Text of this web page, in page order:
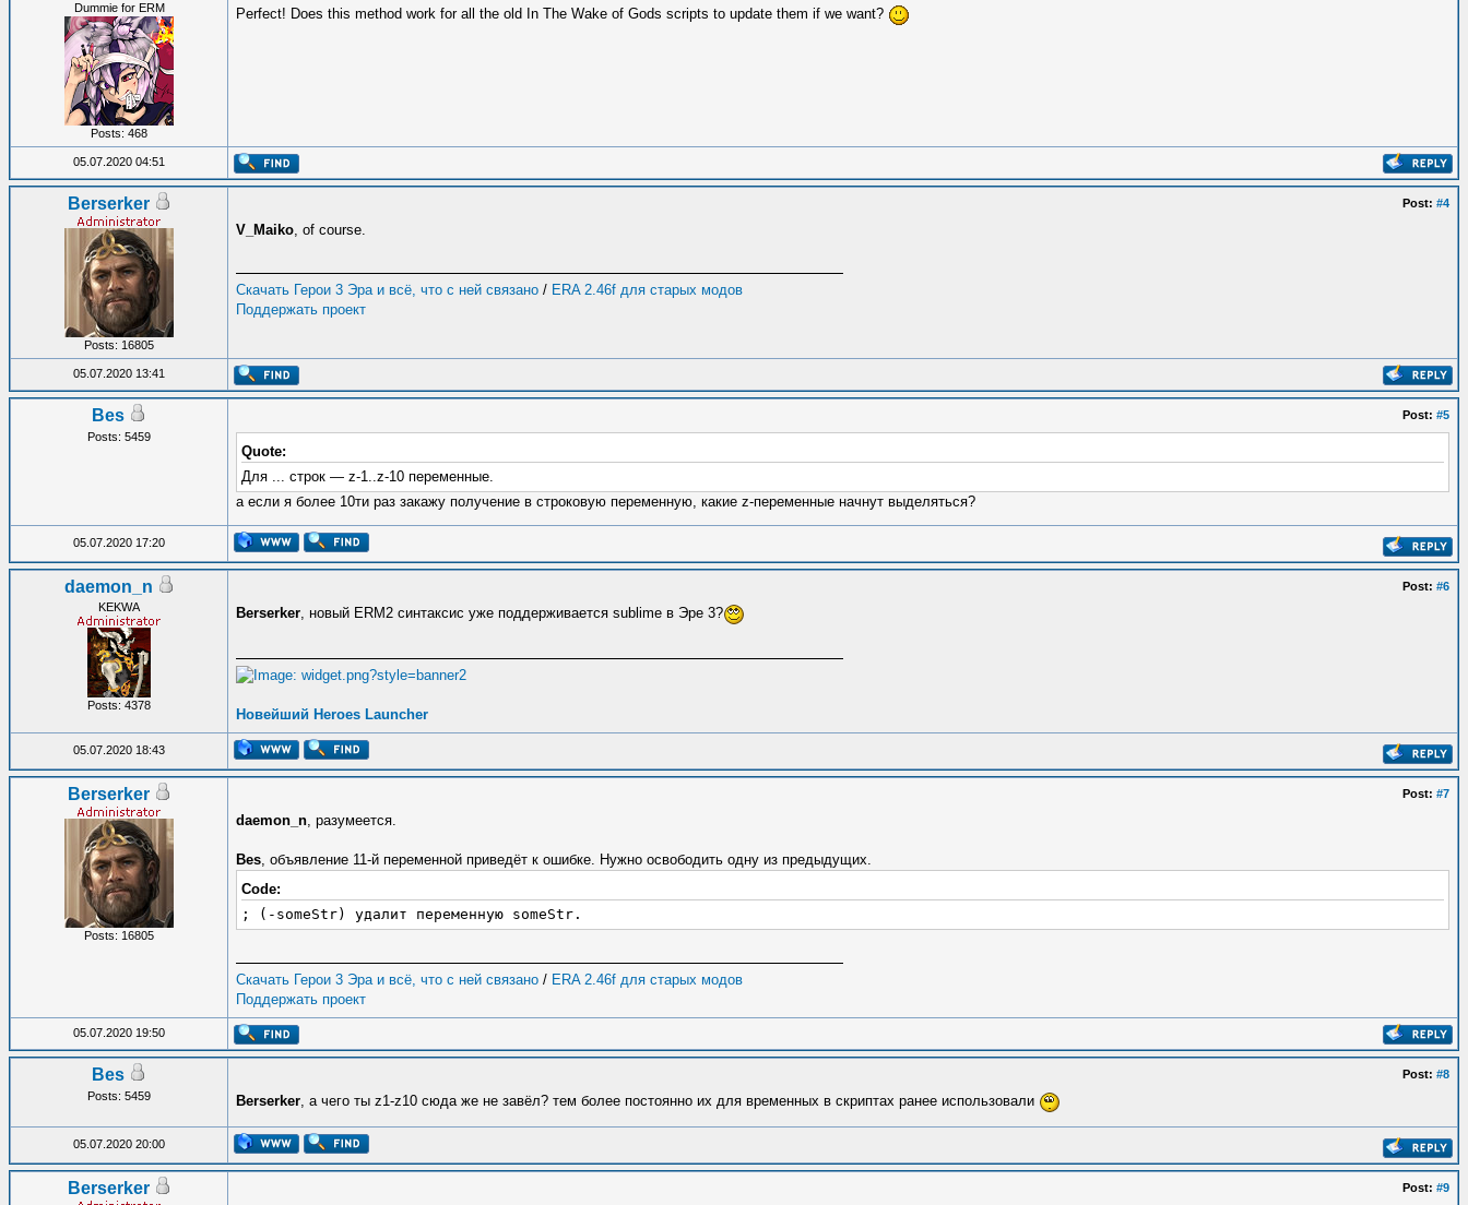
Dummie for ERM
Posts: 468
Perfect! Does this method work for all the old In The Wake of Gods scripts to update them if we want?
05.07.2020 04:51
Berserker
Posts: 16805
Post: #4
V_Maiko, of course.
Скачать Герои 3 Эра и всё, что с ней связано / ERA 2.46f для старых модов
Поддержать проект
05.07.2020 13:41
Bes
Posts: 5459
Post: #5
Quote:
Для ... строк — z-1..z-10 переменные.
а если я более 10ти раз закажу получение в строковую переменную, какие z-переменные начнут выделяться?
05.07.2020 17:20
daemon_n
KEKWA
Posts: 4378
Post: #6
Berserker, новый ERM2 синтаксис уже поддерживается sublime в Эре 3?
Новейший Heroes Launcher
05.07.2020 18:43
Berserker
Posts: 16805
Post: #7
daemon_n, разумеется.
Bes, объявление 11-й переменной приведёт к ошибке. Нужно освободить одну из предыдущих.
Code:
; (-someStr) удалит переменную someStr.
Скачать Герои 3 Эра и всё, что с ней связано / ERA 2.46f для старых модов
Поддержать проект
05.07.2020 19:50
Bes
Posts: 5459
Post: #8
Berserker, а чего ты z1-z10 сюда же не завёл? тем более постоянно их для временных в скриптах ранее использовали
05.07.2020 20:00
Berserker Post: #9